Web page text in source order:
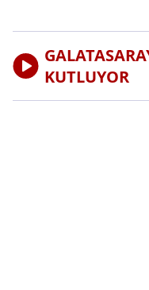
KUTLUYOR